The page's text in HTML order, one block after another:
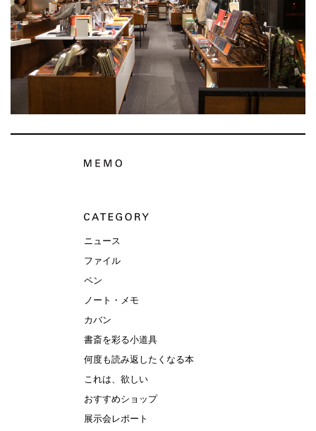
ニュース
ファイル
ペン
ノート・メモ
カバン
書斎を彩る小道具
何度も読み返したくなる本
これは、欲しい
おすすめショップ
展示会レポート